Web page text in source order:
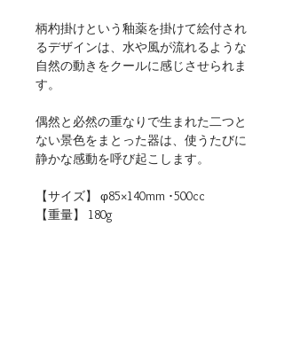
柄杓掛けという釉薬を掛けて絵付され
るデザインは、水や風が流れるような
自然の動きをクールに感じさせられま
す。
偶然と必然の重なりで生まれた二つと
ない景色をまとった器は、使うたびに
静かな感動を呼び起こします。
【サイズ】 φ85×140mm ･500cc
【重量】 180g